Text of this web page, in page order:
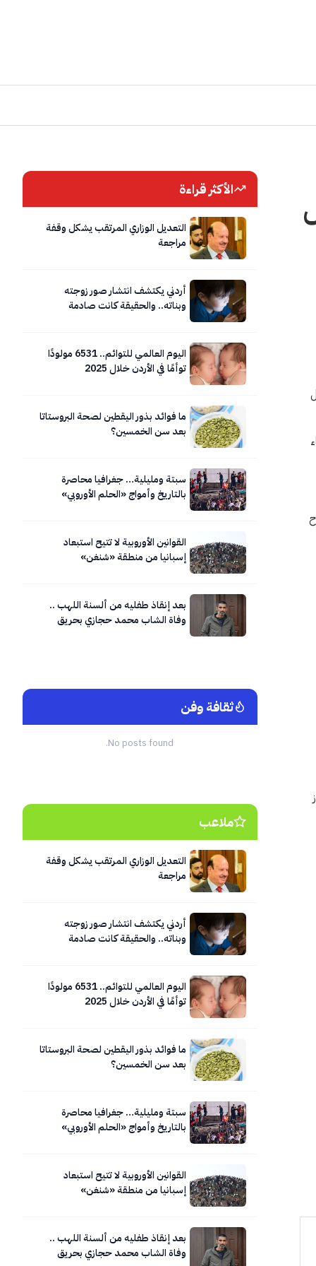
الأكثر قراءة
التعديل الوزاري المرتقب يشكل وقفة
مراجعة
أردني يكتشف انتشار صور زوجته
وبناته.. والحقيقة كانت صادمة
اليوم العالمي للتوائم.. 6531 مولودًا
توأمًا في الأردن خلال 2025
ما فوائد بذور اليقطين لصحة البروستاتا
بعد سن الخمسين؟
سبتة ومليلية… جغرافيا محاصرة
بالتاريخ وأمواج «الحلم الأوروبي»
القوانين الأوروبية لا تتيح استبعاد
إسبانيا من منطقة «شنغن»
بعد إنقاذ طفليه من ألسنة اللهب ..
وفاة الشاب محمد حجازي بحريق
ثقافة وفن
No posts found.
ملاعب
التعديل الوزاري المرتقب يشكل وقفة
مراجعة
أردني يكتشف انتشار صور زوجته
وبناته.. والحقيقة كانت صادمة
اليوم العالمي للتوائم.. 6531 مولودًا
توأمًا في الأردن خلال 2025
ما فوائد بذور اليقطين لصحة البروستاتا
بعد سن الخمسين؟
سبتة ومليلية… جغرافيا محاصرة
بالتاريخ وأمواج «الحلم الأوروبي»
القوانين الأوروبية لا تتيح استبعاد
إسبانيا من منطقة «شنغن»
بعد إنقاذ طفليه من ألسنة اللهب ..
وفاة الشاب محمد حجازي بحريق